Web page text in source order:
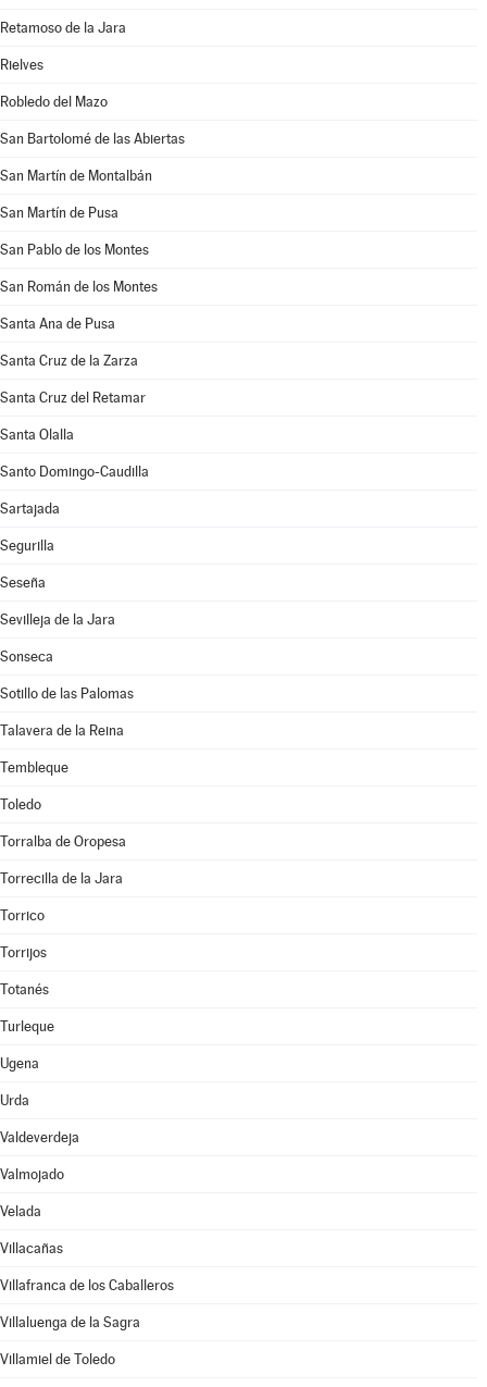
Retamoso de la Jara
Rielves
Robledo del Mazo
San Bartolomé de las Abiertas
San Martín de Montalbán
San Martín de Pusa
San Pablo de los Montes
San Román de los Montes
Santa Ana de Pusa
Santa Cruz de la Zarza
Santa Cruz del Retamar
Santa Olalla
Santo Domingo-Caudilla
Sartajada
Segurilla
Seseña
Sevilleja de la Jara
Sonseca
Sotillo de las Palomas
Talavera de la Reina
Tembleque
Toledo
Torralba de Oropesa
Torrecilla de la Jara
Torrico
Torrijos
Totanés
Turleque
Ugena
Urda
Valdeverdeja
Valmojado
Velada
Villacañas
Villafranca de los Caballeros
Villaluenga de la Sagra
Villamiel de Toledo